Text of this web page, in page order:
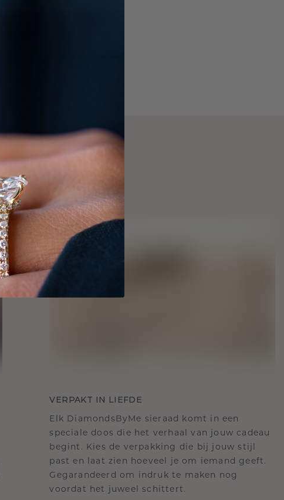
VERPAKT IN LIEFDE
Elk DiamondsByMe sieraad komt in een
speciale doos die het verhaal van jouw cadeau
begint. Kies de verpakking die bij jouw stijl
past en laat zien hoeveel je om iemand geeft.
Gegarandeerd om indruk te maken nog
voordat het juweel schittert.